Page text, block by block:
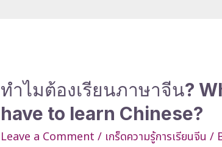
ทำไมต้องเรียนภาษาจีน?
have to learn Chinese?
Leave a Comment / เกร็ดความรู้การเรียนจีน /